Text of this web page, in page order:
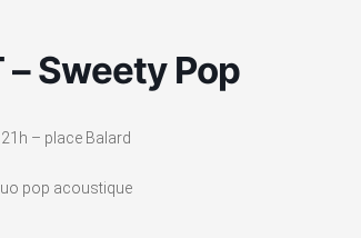
– Sweety Pop
– place Balard
pop acoustique